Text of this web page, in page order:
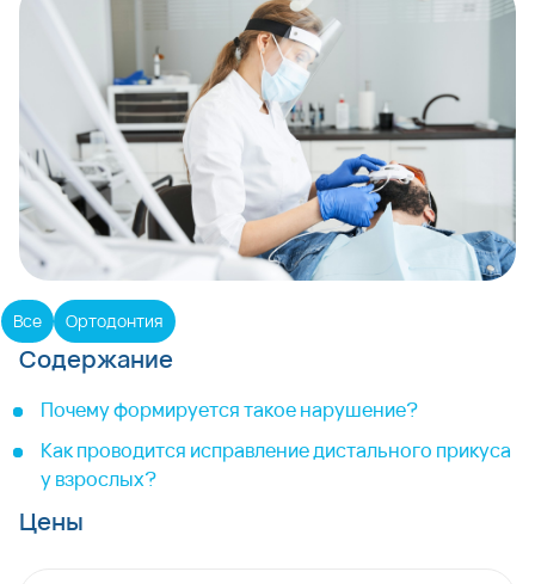
Все Ортодонтия
Содержание
Почему формируется такое нарушение?
Как проводится исправление дистального прикуса
у взрослых?
Цены